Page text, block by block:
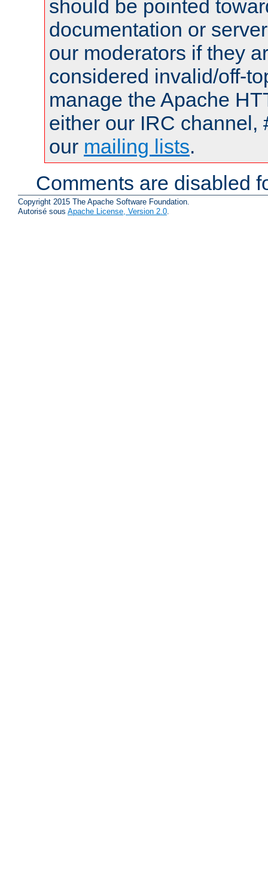
should be pointed
documentation or
our moderators if they
considered invalid/off-
manage the Apache
either our IRC channel,
our mailing lists.
Comments are disabled
Copyright 2015 The Apache Software Foundation.
Autorisé sous Apache License, Version 2.0